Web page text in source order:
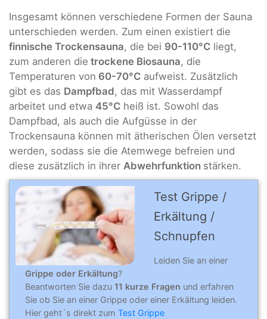
Insgesamt können verschiedene Formen der Sauna
unterschieden werden. Zum einen existiert die
finnische Trockensauna, die bei 90-110°C liegt,
zum anderen die trockene Biosauna, die
Temperaturen von 60-70°C aufweist. Zusätzlich
gibt es das Dampfbad, das mit Wasserdampf
arbeitet und etwa 45°C heiß ist. Sowohl das
Dampfbad, als auch die Aufgüsse in der
Trockensauna können mit ätherischen Ölen versetzt
werden, sodass sie die Atemwege befreien und
diese zusätzlich in ihrer Abwehrfunktion stärken.
Test Grippe /
Erkältung /
Schnupfen
Leiden Sie an einer
Grippe oder Erkältung?
Beantworten Sie dazu 11 kurze Fragen und erfahren
Sie ob Sie an einer Grippe oder einer Erkältung leiden.
Hier geht´s direkt zum Test Grippe